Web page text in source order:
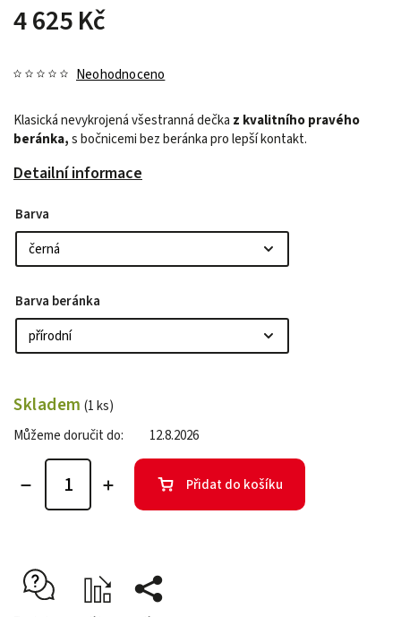
4 625 Kč
Neohodnoceno
Klasická nevykrojená všestranná dečka z kvalitního pravého
beránka,s bočnicemi bez beránka pro lepší kontakt.
Detailní informace
Barva
Barva beránka
Skladem (1 ks)
Můžeme doručit do:
12.8.2026
Přidat do košíku